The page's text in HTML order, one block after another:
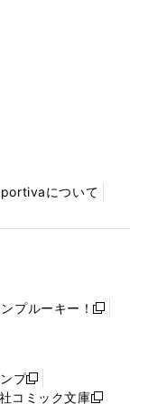
について
プルーキー！
新
プ
新
し
コミック文庫
新